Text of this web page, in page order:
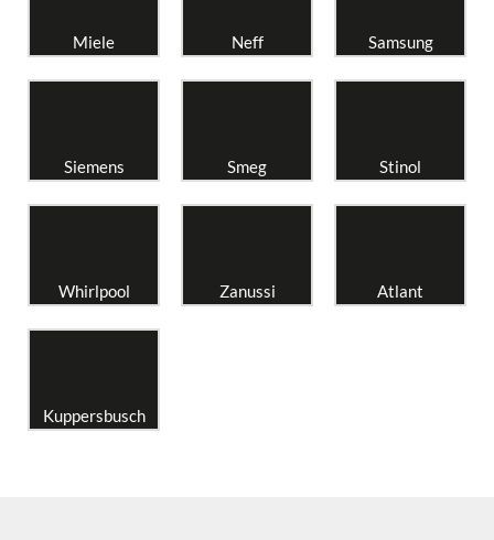
Miele Neff Samsung
Siemens Smeg Stinol
Whirlpool Zanussi Atlant
Kuppersbusch